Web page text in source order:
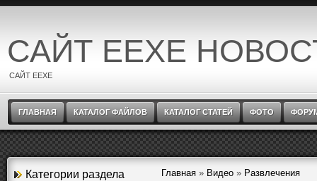
САЙТ EEXE
САЙТ EEXE
ГЛАВНАЯ КАТАЛОГ ФАЙЛОВ КАТАЛОГ СТАТЕЙ ФОТО
Категории раздела Главная » Видео » Развлечения